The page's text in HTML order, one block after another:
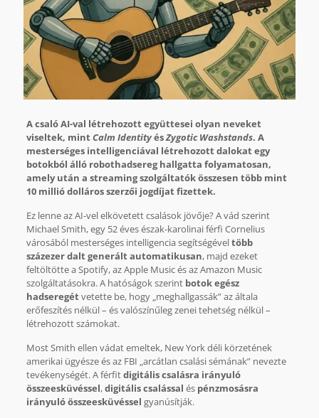
A csaló AI-val létrehozott együttesei olyan neveket
viseltek, mintCalm IdentityésZygotic Washstands. A
mesterséges intelligenciával létrehozott dalokat egy
botokból álló robothadsereg hallgatta folyamatosan,
amely után a streaming szolgáltatók összesen több mint
10 millió dolláros szerzői jogdíjat fizettek.
Ez lenne az AI-vel elkövetett csalások jövője? A vád szerint
Michael Smith, egy 52 éves észak-karolinai férfi Cornelius
városából mesterséges intelligencia segítségéveltöbb
százezer dalt generált automatikusan, majd ezeket
feltöltötte a Spotify, az Apple Music és az Amazon Music
szolgáltatásokra. A hatóságok szerint botok egész
hadseregétvetette be, hogy „meghallgassák” az általa
erőfeszítés nélkül – és valószínűleg zenei tehetség nélkül –
létrehozott számokat.
Most Smith ellen vádat emeltek, New York déli körzetének
amerikai ügyésze és az FBI „arcátlan csalási sémának” nevezte
tevékenységét. A férfitdigitális csalásra irányuló
összeesküvéssel,digitális csalással és pénzmosásra
irányuló összeesküvéssel gyanúsítják.